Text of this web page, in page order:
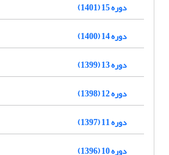
دوره 15 (1401)
دوره 14 (1400)
دوره 13 (1399)
دوره 12 (1398)
دوره 11 (1397)
دوره 10 (1396)